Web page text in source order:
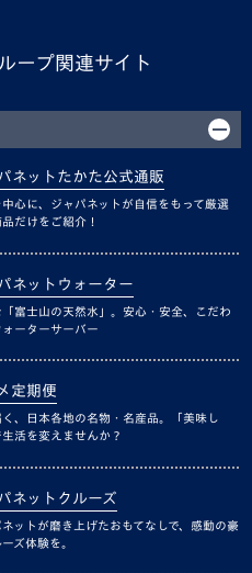
ープ関連サイト
ネットたかた公式通販
中心に、ジャパネットが自信をもって厳選
品だけをご紹介！
ネットウォーター
「富士山の天然水」。安心・安全、こだわ
ォーターサーバー
定期便
、日本各地の名物・名産品。「美味し
生活を変えませんか？
ネットクルーズ
ネットが磨き上げたおもてなしで、感動の豪
ズ体験を。